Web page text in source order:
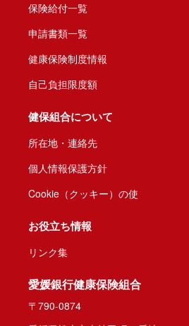
保険給付一覧
申請書類一覧
健康保険制度情報
自己負担限度額
健保組合について
所在地・連絡先
個人情報保護方針
Cookie（クッキー）の使
お役立ち情報
リンク集
愛媛銀行健康保険組合
〒790-0874